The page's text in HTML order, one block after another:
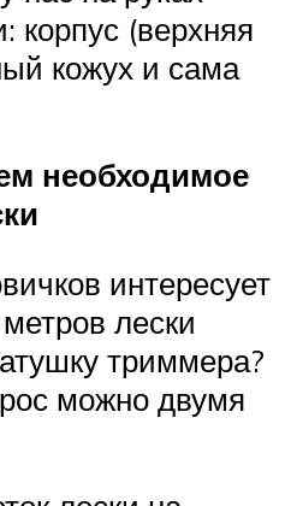
корпус (верхняя
кожух и сама
необходимое
интересует
лески
триммера?
можно двумя